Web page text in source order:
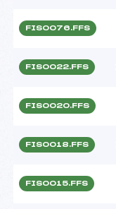
FIS0076.FFS
FIS0022.FFS
FIS0020.FFS
FIS0018.FFS
FIS0015.FFS